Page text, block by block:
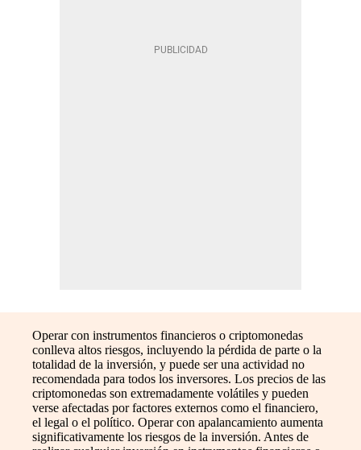
Operar con instrumentos financieros o criptomonedas
conlleva altos riesgos, incluyendo la pérdida de parte o la
totalidad de la inversión, y puede ser una actividad no
recomendada para todos los inversores. Los precios de las
criptomonedas son extremadamente volátiles y pueden
verse afectadas por factores externos como el financiero,
el legal o el político. Operar con apalancamiento aumenta
significativamente los riesgos de la inversión. Antes de